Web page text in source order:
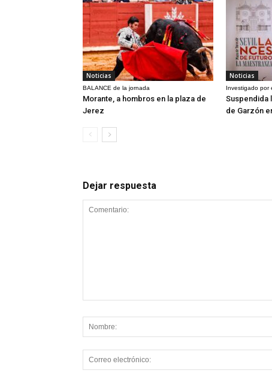
Noticias
BALANCE de la jornada
Morante, a hombros en la plaza de
Jerez
Noticias
Investigado por
Suspendida
de Garzón
Dejar respuesta